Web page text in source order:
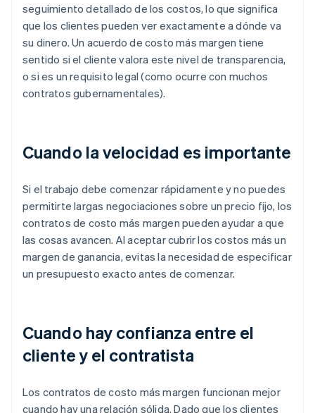
seguimiento detallado de los costos, lo que significa
que los clientes pueden ver exactamente a dónde va
su dinero. Un acuerdo de costo más margen tiene
sentido si el cliente valora este nivel de transparencia,
o si es un requisito legal (como ocurre con muchos
contratos gubernamentales).
Cuando la velocidad es importante
Si el trabajo debe comenzar rápidamente y no puedes
permitirte largas negociaciones sobre un precio fijo, los
contratos de costo más margen pueden ayudar a que
las cosas avancen. Al aceptar cubrir los costos más un
margen de ganancia, evitas la necesidad de especificar
un presupuesto exacto antes de comenzar.
Cuando hay confianza entre el
cliente y el contratista
Los contratos de costo más margen funcionan mejor
cuando hay una relación sólida. Dado que los clientes